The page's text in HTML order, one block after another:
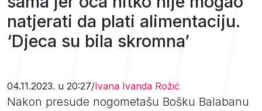
natjerati da plati alimentaciju.
‘Djeca su bila skromna’
04.11.2023. u 20:27/Ivana Ivanda Rožić
Nakon presude nogometašu Bošku Balabanu